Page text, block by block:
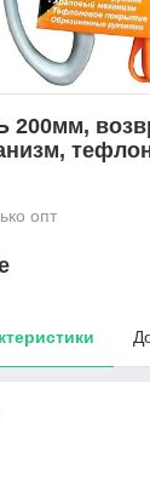
200мм,
опт